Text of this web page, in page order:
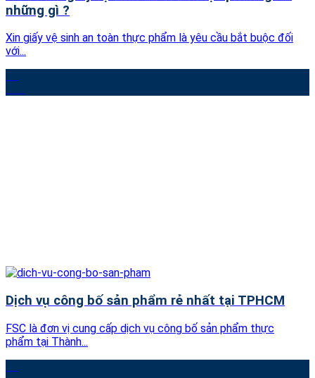
những gì ?
Xin giấy vệ sinh an toàn thực phẩm là yêu cầu bắt buộc đối
với...
Dịch vụ công bố sản phẩm rẻ nhất tại TPHCM
FSC là đơn vị cung cấp dịch vụ công bố sản phẩm thực
phẩm tại Thành...